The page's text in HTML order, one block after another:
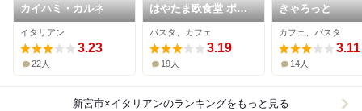
カイハミ・カルネ
イタリアン
3.23
22人
はやたま欧食堂 ポル
ト
パスタ、カフェ
3.19
19人
きゃろっと
カフェ、パスタ
3.11
14人
新宮市×イタリアンのランキングをもっと見る